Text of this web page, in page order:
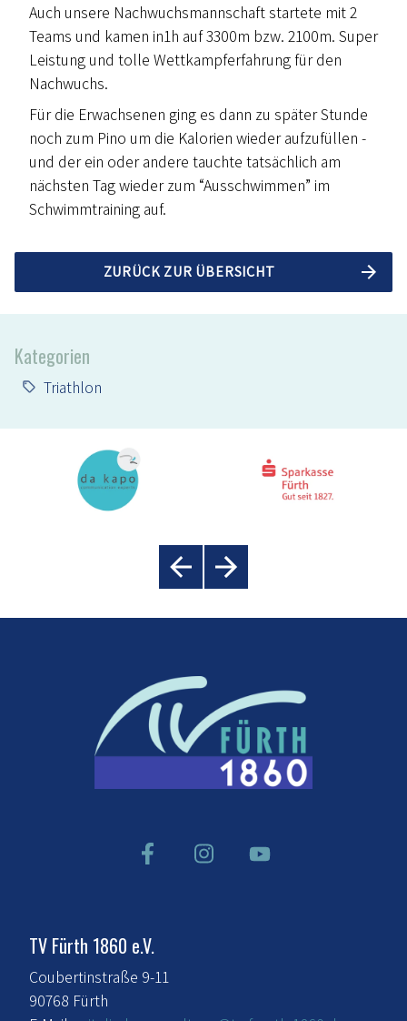
Auch unsere Nachwuchsmannschaft startete mit 2
Teams und kamen in1h auf 3300m bzw. 2100m. Super
Leistung und tolle Wettkampferfahrung für den
Nachwuchs.
Für die Erwachsenen ging es dann zu später Stunde
noch zum Pino um die Kalorien wieder aufzufüllen -
und der ein oder andere tauchte tatsächlich am
nächsten Tag wieder zum “Ausschwimmen” im
Schwimmtraining auf.
ZURÜCK ZUR ÜBERSICHT
Kategorien
Triathlon
TV Fürth 1860 e.V.
Coubertinstraße 9-11
90768 Fürth